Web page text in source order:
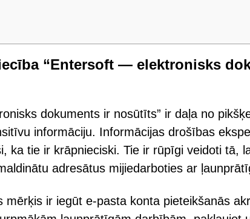
“Entersoft — elektronisks
dokuments ir nosūtīts” ir daļa no
informāciju. Informācijas drošības
ka tie ir krāpnieciski. Tie ir rūpīgi veidoti tā,
adresātus mijiedarboties ar
mērķis ir iegūt e-pasta konta pieteikšanās